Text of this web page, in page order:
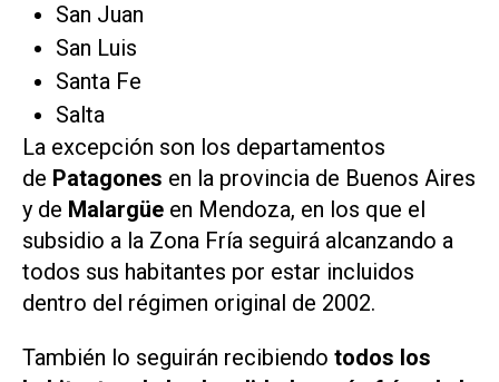
San Juan
San Luis
Santa Fe
Salta
La excepción son los departamentos
de Patagones en la provincia de Buenos Aires
y de Malargüe en Mendoza, en los que el
subsidio a la Zona Fría seguirá alcanzando a
todos sus habitantes por estar incluidos
dentro del régimen original de 2002.
También lo seguirán recibiendo todos los